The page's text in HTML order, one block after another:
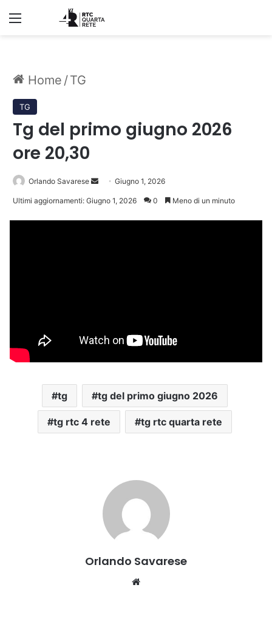
Menu
Home /TG
TG
Tg del primo giugno 2026
ore 20,30
Orlando Savarese
Invia Giugno 1, 2026
Ultimi aggiornamenti: Giugno 1, 2026 0 Meno di un minuto
tg tg del primo giugno 2026
tg rtc 4 rete tg rtc quarta rete
Orlando Savarese